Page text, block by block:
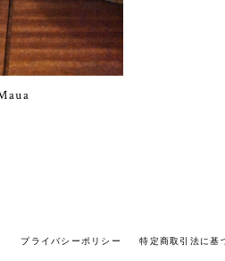
プライバシーポリシー 特定商取引法に基